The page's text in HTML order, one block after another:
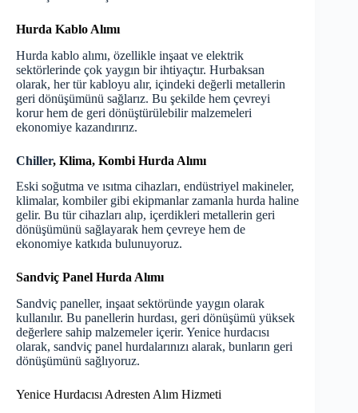
Hurda Kablo Alımı
Hurda kablo alımı, özellikle inşaat ve elektrik
sektörlerinde çok yaygın bir ihtiyaçtır. Hurbaksan
olarak, her tür kabloyu alır, içindeki değerli metallerin
geri dönüşümünü sağlarız. Bu şekilde hem çevreyi
korur hem de geri dönüştürülebilir malzemeleri
ekonomiye kazandırırız.
Chiller, Klima, Kombi Hurda Alımı
Eski soğutma ve ısıtma cihazları, endüstriyel makineler,
klimalar, kombiler gibi ekipmanlar zamanla hurda haline
gelir. Bu tür cihazları alıp, içerdikleri metallerin geri
dönüşümünü sağlayarak hem çevreye hem de
ekonomiye katkıda bulunuyoruz.
Sandviç Panel Hurda Alımı
Sandviç paneller, inşaat sektöründe yaygın olarak
kullanılır. Bu panellerin hurdası, geri dönüşümü yüksek
değerlere sahip malzemeler içerir. Yenice hurdacısı
olarak, sandviç panel hurdalarınızı alarak, bunların geri
dönüşümünü sağlıyoruz.
Yenice Hurdacısı Adresten Alım Hizmeti